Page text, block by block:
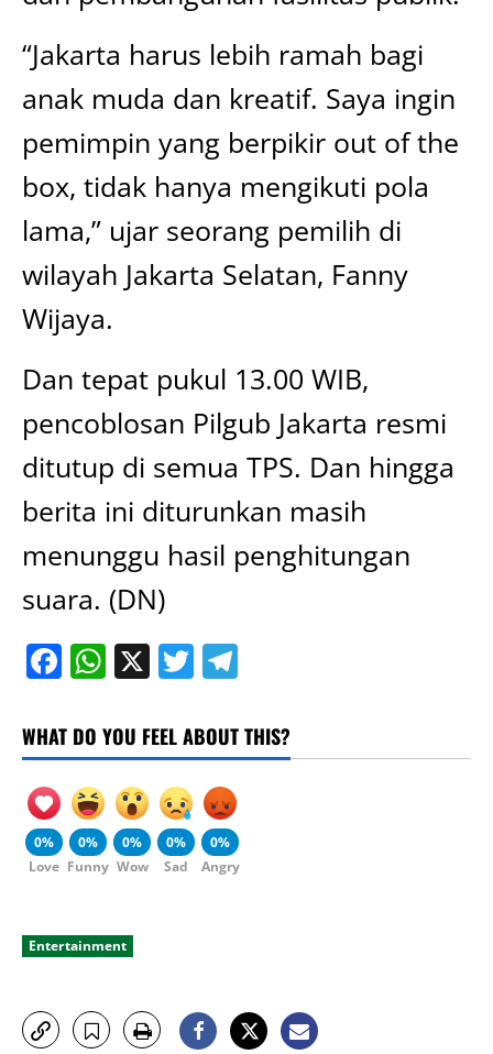
“Jakarta harus lebih ramah bagi
anak muda dan kreatif. Saya ingin
pemimpin yang berpikir out of the
box, tidak hanya mengikuti pola
lama,” ujar seorang pemilih di
wilayah Jakarta Selatan, Fanny
Wijaya.
Dan tepat pukul 13.00 WIB,
pencoblosan Pilgub Jakarta resmi
ditutup di semua TPS. Dan hingga
berita ini diturunkan masih
menunggu hasil penghitungan
suara. (DN)
Facebook
WhatsApp
X Twitter
WHAT DO YOU FEEL ABOUT THIS?
0%
Love
0%
Funny
0%
Wow
0%
Sad
0%
Angry
Entertainment